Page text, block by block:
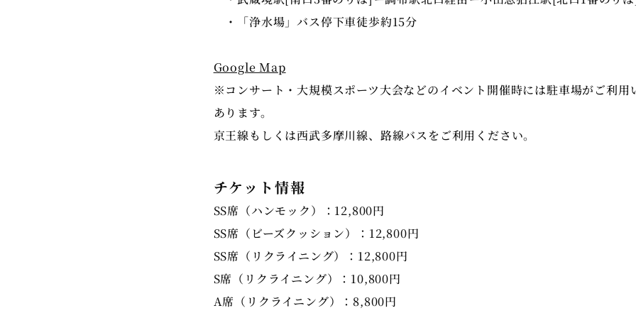
・「浄水場」バス停下車徒歩約15分
Google Map
※コンサート・大規模スポーツ大会などのイベント開催時には駐車場がご利用
あります。
京王線もしくは西武多摩川線、路線バスをご利用ください。
チケット情報
SS席（ハンモック）：12,800円
SS席（ビーズクッション）：12,800円
SS席（リクライニング）：12,800円
S席（リクライニング）：10,800円
A席（リクライニング）：8,800円